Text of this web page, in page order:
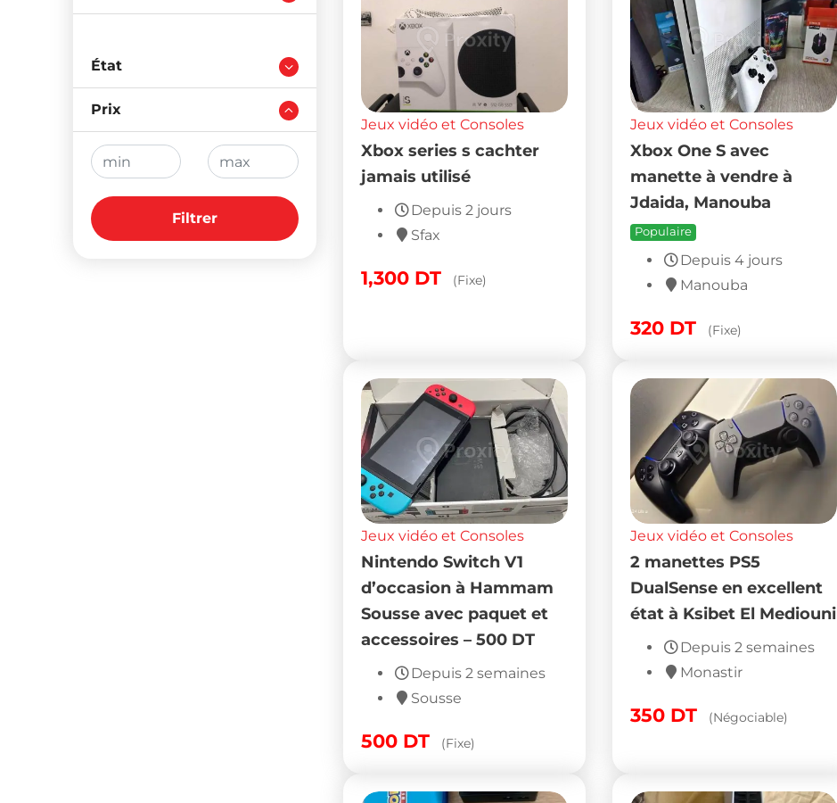
État
Prix
Jeux vidéo et Consoles
Xbox series s cachter
jamais utilisé
Depuis 2 jours
Sfax
1,300 DT (Fixe)
Jeux vidéo et Consoles
Xbox One S avec
manette à vendre à
Jdaida, Manouba
Populaire
Depuis 4 jours
Manouba
320 DT (Fixe)
Jeux vidéo et Consoles
Nintendo Switch V1
d’occasion à Hammam
Sousse avec paquet et
accessoires – 500 DT
Depuis 2 semaines
Sousse
500 DT (Fixe)
Jeux vidéo et Consoles
2 manettes PS5
DualSense en excellent
état à Ksibet El Mediouni
Depuis 2 semaines
Monastir
350 DT (Négociable)